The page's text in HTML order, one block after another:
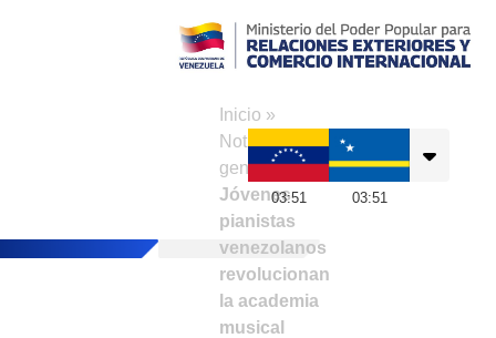
Inicio »
Noticias
generales»
Jóvenes
pianistas
venezolanos
revolucionan
la academia
musical
03:51 03:51